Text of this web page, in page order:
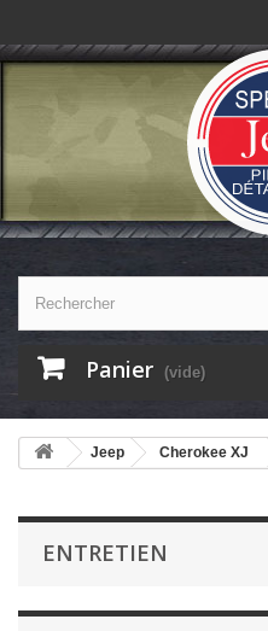
Panier (vide)
Jeep Cherokee XJ
ENTRETIEN